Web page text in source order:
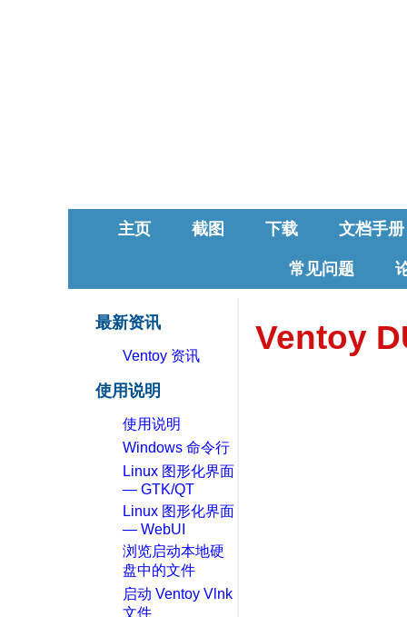
主页 截图 下载 文档手册
常见问题
最新资讯
Ventoy 资讯
使用说明
使用说明
Windows 命令行
Linux 图形化界面
— GTK/QT
Linux 图形化界面
— WebUI
浏览启动本地硬
盘中的文件
启动 Ventoy Vlnk
文件
Ventoy